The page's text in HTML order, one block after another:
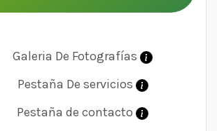
Galeria De Fotografías
Pestaña De servicios
Pestaña de contacto